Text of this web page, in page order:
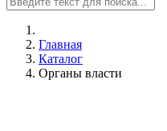
Главная
Каталог
Органы власти